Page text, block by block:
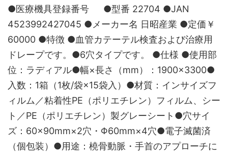
●医療機具登録番号 ●型番 22704 ●JAN
4523992427045 ●メーカー名 日昭産業 ●定価￥
60000 ●特徴 ●血管カテーテル検査および治療用
ドレープです。●6穴タイプです。 ●仕様 ●使用部
位：ラディアル●幅×長さ（mm）：1900×3300●
入数：1箱（1枚/袋×15袋入）●材質：インサイズフ
ィルム／粘着性PE（ポリエチレン）フィルム、シー
ト／PE（ポリエチレン）製グレーシート●穴サイ
ズ：60×90mm×2穴・Φ60mm×4穴●電子滅菌済
（個包装）●用途：橈骨動脈・手首のアプローチに